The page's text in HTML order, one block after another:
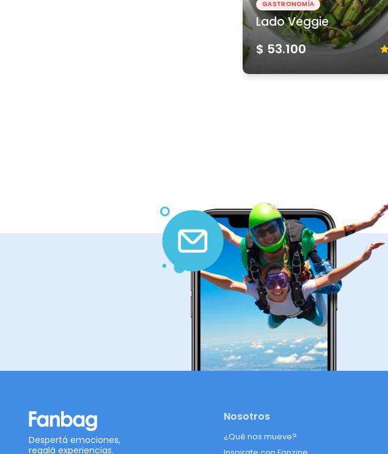
GASTRONOMÍA
Lado Veggie
$ 53.100
Despertá emociones,
regalá experiencias.
Nosotros
¿Qué nos mueve?